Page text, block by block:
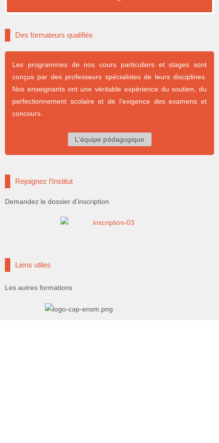
Des formateurs qualifiés
Les programmes de nos cours particuliers et stages sont
conçus par des professeurs spécialistes de leurs disciplines.
Nos enseignants ont une véritable expérience du soutien, du
perfectionnement scolaire et de l’exigence des examens et
concours.
L'équipe pédagogique
Rejoignez l'Institut
Demandez le dossier d’inscription
Liens utiles
Les autres formations